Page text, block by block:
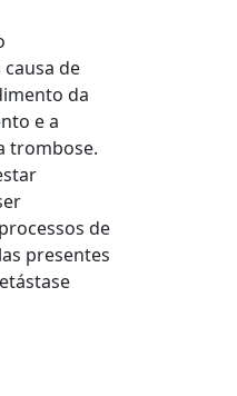
de
da
e a
trombose.
de
presentes